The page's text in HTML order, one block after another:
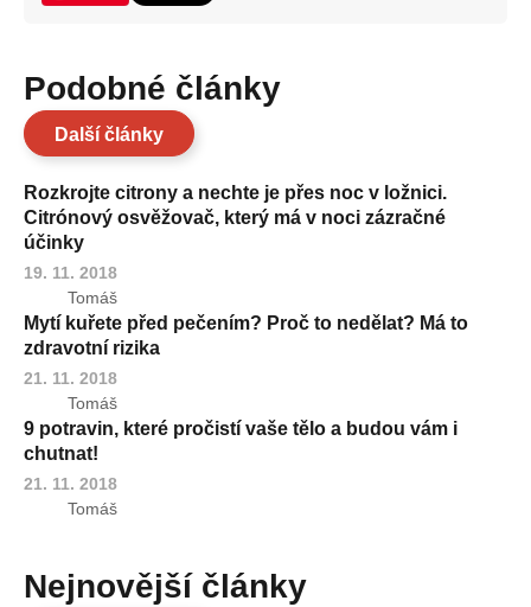
Podobné články
Další články
Rozkrojte citrony a nechte je přes noc v ložnici.
Citrónový osvěžovač, který má v noci zázračné
účinky
19. 11. 2018
Tomáš
Mytí kuřete před pečením? Proč to nedělat? Má to
zdravotní rizika
21. 11. 2018
Tomáš
9 potravin, které pročistí vaše tělo a budou vám i
chutnat!
21. 11. 2018
Tomáš
Nejnovější články